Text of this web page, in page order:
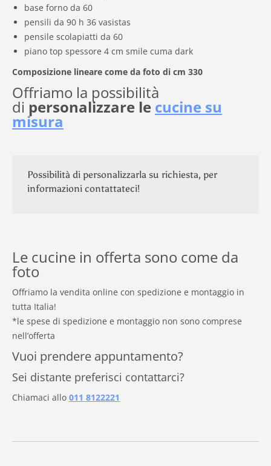
base forno da 60
pensili da 90 h 36 vasistas
pensile scolapiatti da 60
piano top spessore 4 cm smile cuma dark
Composizione lineare come da foto di cm 330
Offriamo la possibilità
di personalizzare le cucine su
misura
Possibilità di personalizzarla su richiesta, per
informazioni contattateci!
Le cucine in offerta sono come da
foto
Offriamo la vendita online con spedizione e montaggio in
tutta Italia!
*le spese di spedizione e montaggio non sono comprese
nell’offerta
Vuoi prendere appuntamento?
Sei distante preferisci contattarci?
Chiamaci allo 011 8122221